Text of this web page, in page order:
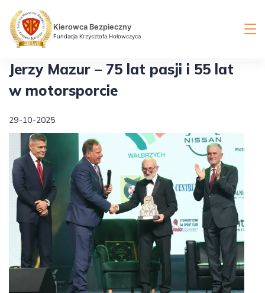
content
Kierowca Bezpieczny
Fundacja Krzysztofa Hołowczyca
Jerzy Mazur – 75 lat pasji i 55 lat
w motorsporcie
29-10-2025